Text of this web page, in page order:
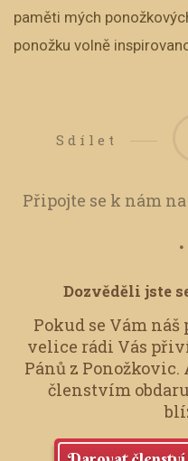
paměti mých
ponožku volně
Sdílet
Připojte se k nám na
Dozvěděli jste
Pokud se Vám
velice rádi Vás
Pánů z Ponožkovic.
členstvím